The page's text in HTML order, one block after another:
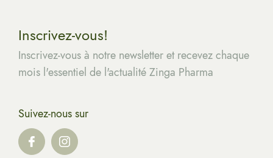
Inscrivez-vous!
Inscrivez-vous à notre newsletter et recevez chaque
mois l'essentiel de l'actualité Zinga Pharma
Suivez-nous sur